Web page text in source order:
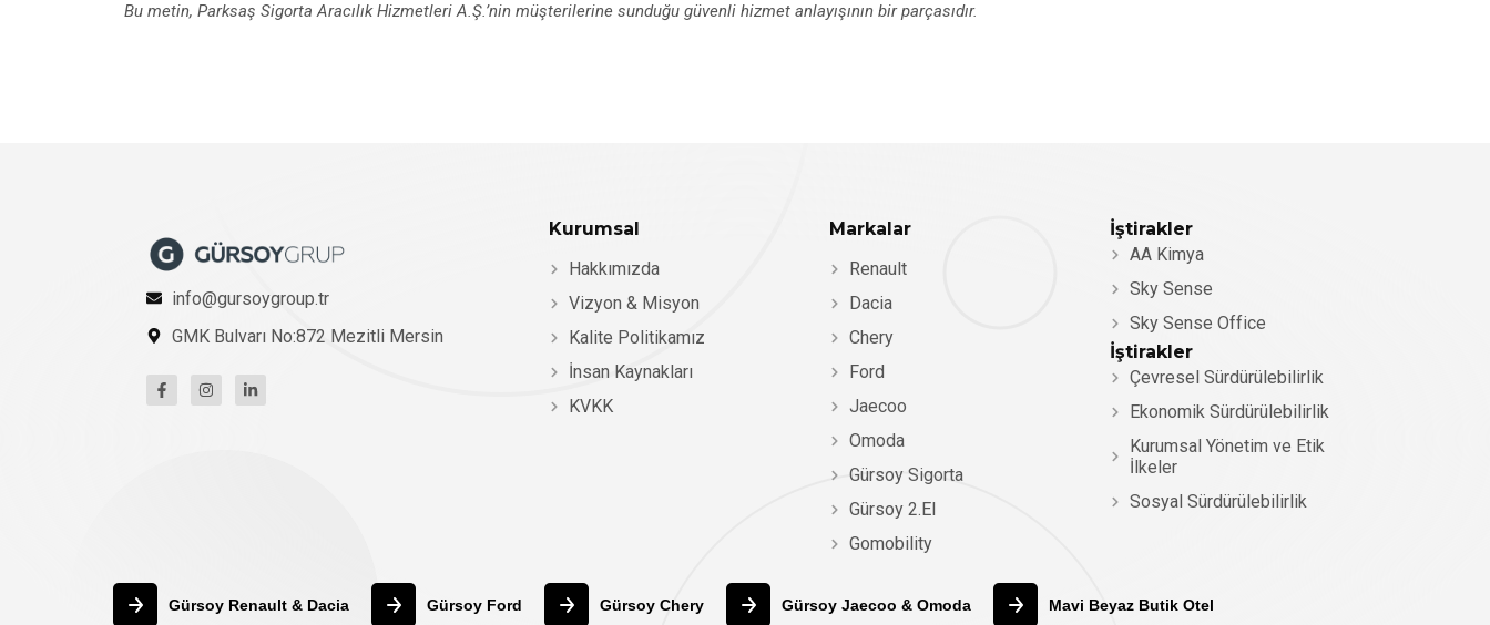
Bu metin, Parksaş Sigorta Aracılık Hizmetleri A.Ş.’nin müşterilerine sunduğu güvenli hizmet anlayışının bir parçasıdır.
info@gursoygroup.tr
GMK Bulvarı No:872 Mezitli Mersin
Kurumsal
Hakkımızda
Vizyon & Misyon
Kalite Politikamız
İnsan Kaynakları
KVKK
Markalar
Renault
Dacia
Chery
Ford
Jaecoo
Omoda
Gürsoy Sigorta
Gürsoy 2.El
Gomobility
İştirakler
AA Kimya
Sky Sense
Sky Sense Office
İştirakler
Çevresel Sürdürülebilirlik
Ekonomik Sürdürülebilirlik
Kurumsal Yönetim ve Etik
İlkeler
Sosyal Sürdürülebilirlik
Gürsoy Renault & Dacia Gürsoy Ford Gürsoy Chery Gürsoy Jaecoo & Omoda Mavi Beyaz Butik Otel